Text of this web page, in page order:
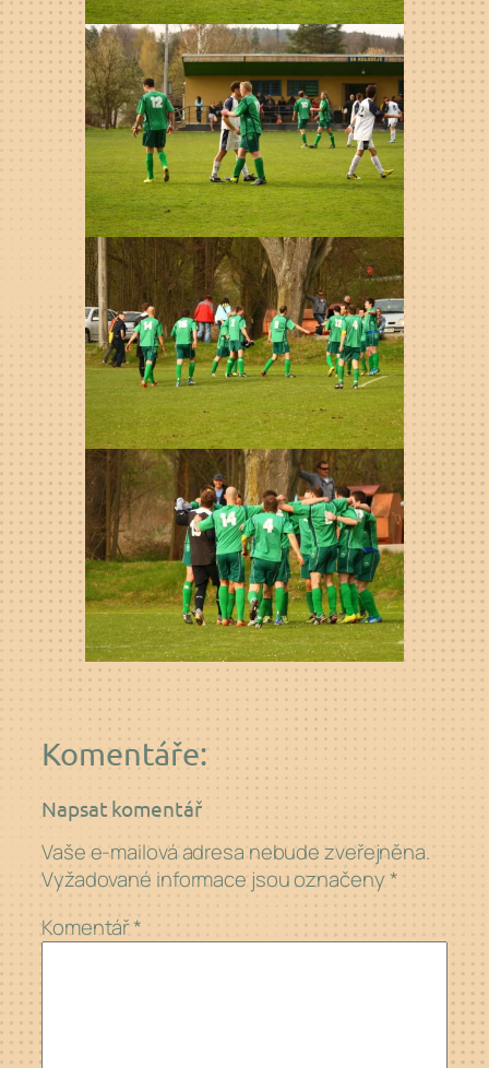
Komentáře:
Napsat komentář
Vaše e-mailová adresa nebude zveřejněna.
Vyžadované informace jsou označeny*
Komentář*